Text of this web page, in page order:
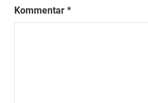
Kommentar *